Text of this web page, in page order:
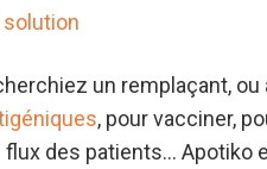
solution
un remplaçant,
, pour vacciner,
flux des patients… Apotiko